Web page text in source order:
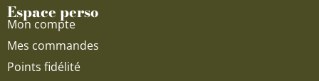
Espace perso
Mon compte
Mes commandes
Points fidélité